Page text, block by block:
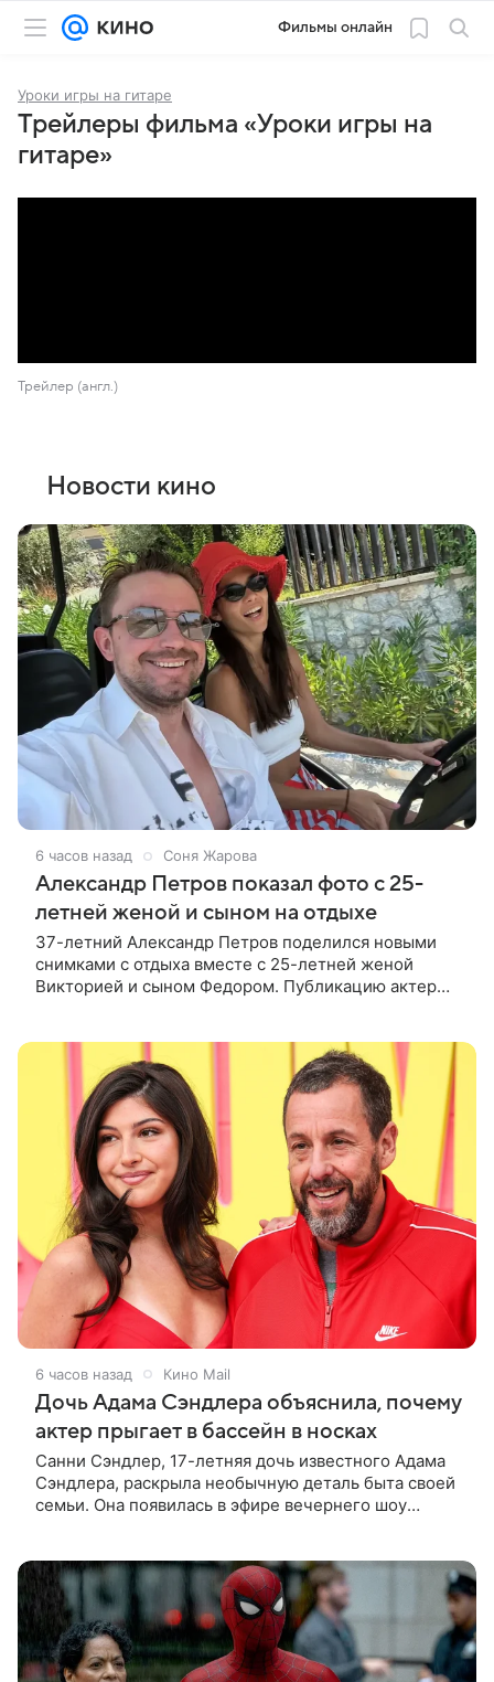
Фильмы онлайн
Уроки игры на гитаре
Трейлеры фильма «Уроки игры на
гитаре»
Трейлер (англ.)
Новости кино
6 часов назад Соня Жарова
Александр Петров показал фото с 25-
летней женой и сыном на отдыхе
37-летний Александр Петров поделился новыми
снимками с отдыха вместе с 25-летней женой
Викторией и сыном Федором. Публикацию актер
6 часов назад Кино Mail
Дочь Адама Сэндлера объяснила, почему
актер прыгает в бассейн в носках
Санни Сэндлер, 17-летняя дочь известного Адама
Сэндлера, раскрыла необычную деталь быта своей
семьи. Она появилась в эфире вечернего шоу